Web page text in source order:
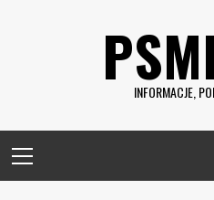
INFORMACJE,
Menu